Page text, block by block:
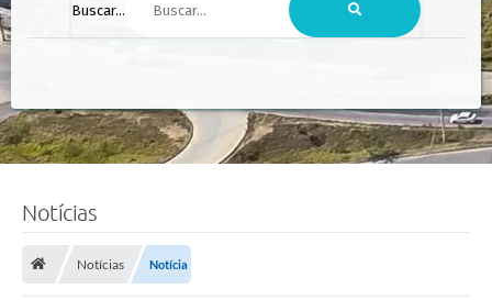
Buscar...
Notícias
Notícias Notícia